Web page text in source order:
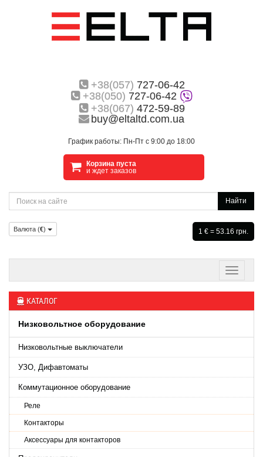
+38(057) 727-06-42
+38(050) 727-06-42
+38(067) 472-59-89
buy@eltaltd.com.ua
График работы: Пн-Пт с 9:00 до 18:00
Корзина пуста
и ждет заказов
Найти
Валюта (€) 1 € = 53.16 грн.
КАТАЛОГ
Низковольтное оборудование
Низковольтные выключатели
УЗО, Дифавтоматы
Коммутационное оборудование
Реле
Контакторы
Аксессуары для контакторов